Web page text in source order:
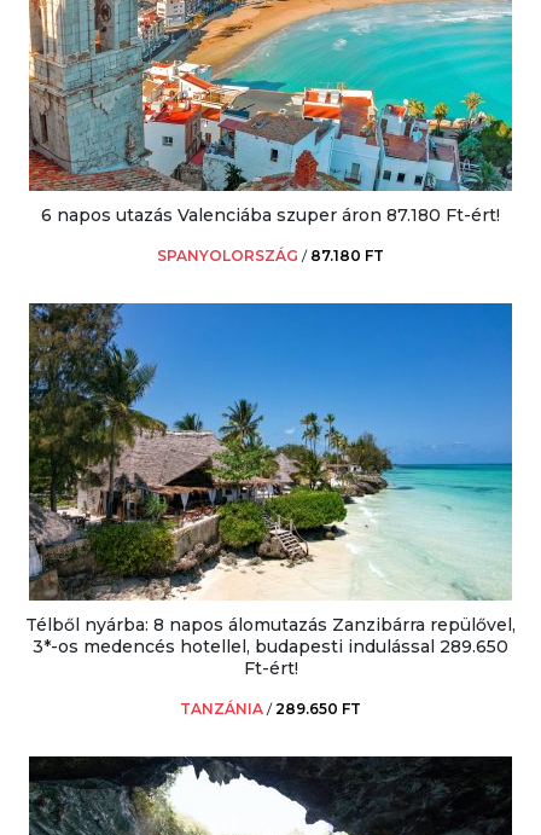
6 napos utazás Valenciába szuper áron 87.180 Ft-ért!
SPANYOLORSZÁG / 87.180 FT
Télből nyárba: 8 napos álomutazás Zanzibárra repülővel,
3*-os medencés hotellel, budapesti indulással 289.650
Ft-ért!
TANZÁNIA /289.650 FT